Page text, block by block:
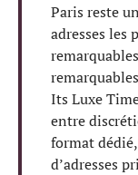
Paris reste
adresses les
Its Luxe
entre
format
d’adresses